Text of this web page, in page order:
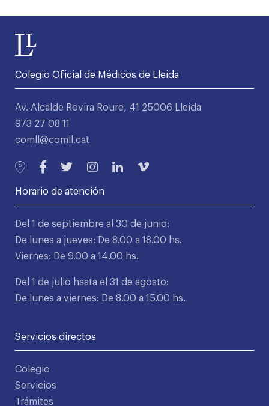
Colegio Oficial de Médicos de Lleida
Av. Alcalde Rovira Roure, 41 25006 Lleida
973 27 08 11
comll@comll.cat
Horario de atención
Del 1 de septiembre al 30 de junio:
De lunes a jueves: De 8.00 a 18.00 hs.
Viernes: De 9.00 a 14.00 hs.
Del 1 de julio hasta el 31 de agosto:
De lunes a viernes: De 8.00 a 15.00 hs.
Servicios directos
Colegio
Servicios
Trámites